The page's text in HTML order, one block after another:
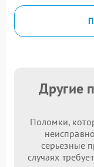
Другие
Поломки,
серьезные
случаях